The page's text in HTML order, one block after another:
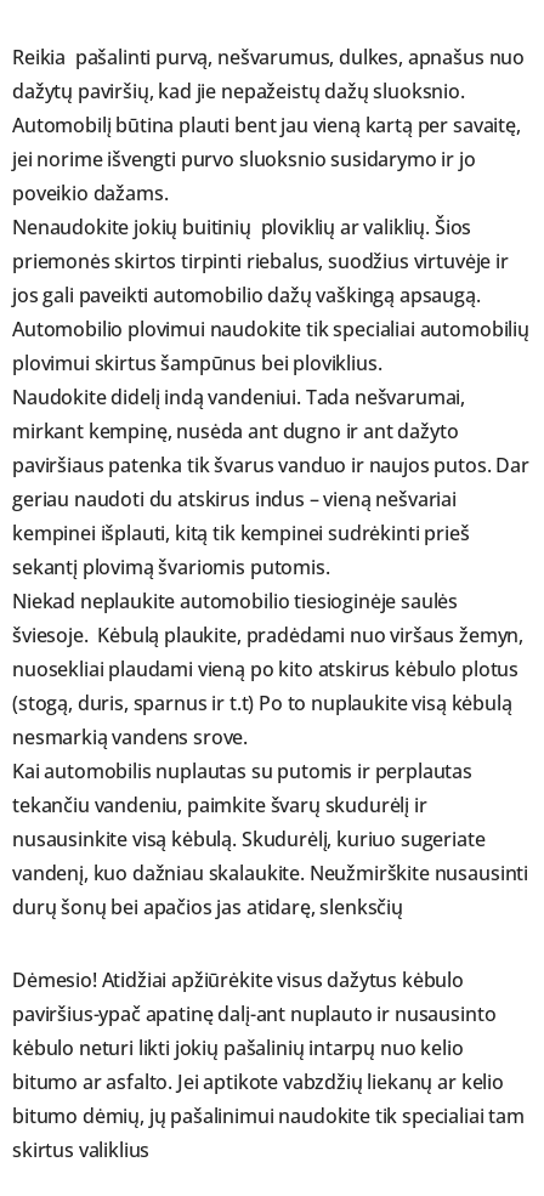
Reikia pašalinti purvą, nešvarumus, dulkes, apnašus nuo
dažytų paviršių, kad jie nepažeistų dažų sluoksnio.
Automobilį būtina plauti bent jau vieną kartą per savaitę,
jei norime išvengti purvo sluoksnio susidarymo ir jo
poveikio dažams.
Nenaudokite jokių buitinių ploviklių ar valiklių. Šios
priemonės skirtos tirpinti riebalus, suodžius virtuvėje ir
jos gali paveikti automobilio dažų vaškingą apsaugą.
Automobilio plovimui naudokite tik specialiai automobilių
plovimui skirtus šampūnus bei ploviklius.
Naudokite didelį indą vandeniui. Tada nešvarumai,
mirkant kempinę, nusėda ant dugno ir ant dažyto
paviršiaus patenka tik švarus vanduo ir naujos putos. Dar
geriau naudoti du atskirus indus – vieną nešvariai
kempinei išplauti, kitą tik kempinei sudrėkinti prieš
sekantį plovimą švariomis putomis.
Niekad neplaukite automobilio tiesioginėje saulės
šviesoje. Kėbulą plaukite, pradėdami nuo viršaus žemyn,
nuosekliai plaudami vieną po kito atskirus kėbulo plotus
(stogą, duris, sparnus ir t.t) Po to nuplaukite visą kėbulą
nesmarkią vandens srove.
Kai automobilis nuplautas su putomis ir perplautas
tekančiu vandeniu, paimkite švarų skudurėlį ir
nusausinkite visą kėbulą. Skudurėlį, kuriuo sugeriate
vandenį, kuo dažniau skalaukite. Neužmirškite nusausinti
durų šonų bei apačios jas atidarę, slenksčių
Dėmesio! Atidžiai apžiūrėkite visus dažytus kėbulo
paviršius-ypač apatinę dalį-ant nuplauto ir nusausinto
kėbulo neturi likti jokių pašalinių intarpų nuo kelio
bitumo ar asfalto. Jei aptikote vabzdžių liekanų ar kelio
bitumo dėmių, jų pašalinimui naudokite tik specialiai tam
skirtus valiklius